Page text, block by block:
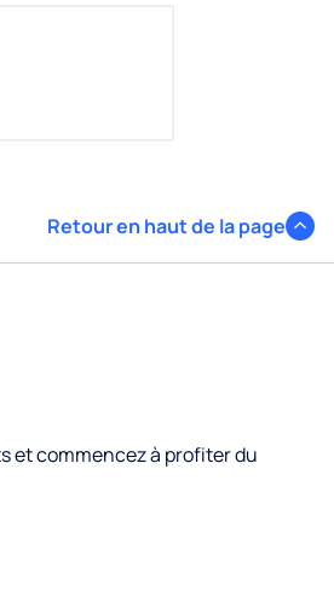
Retour en haut de la page
et commencez à profiter du